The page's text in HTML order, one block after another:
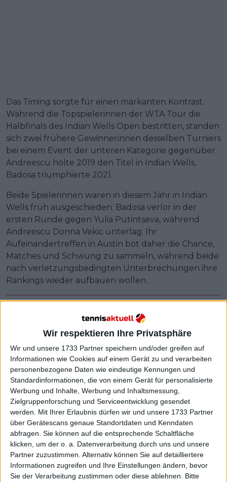
Wir respektieren Ihre Privatsphäre
Wir und unsere 1733 Partner speichern und/oder greifen auf
Informationen wie Cookies auf einem Gerät zu und verarbeiten
personenbezogene Daten wie eindeutige Kennungen und
Standardinformationen, die von einem Gerät für personalisierte
Werbung und Inhalte, Werbung und Inhaltsmessung,
Zielgruppenforschung und Serviceentwicklung gesendet
werden.
Mit Ihrer Erlaubnis dürfen wir und unsere 1733 Partner
über Gerätescans genaue Standortdaten und Kenndaten
abfragen. Sie können auf die entsprechende Schaltfläche
klicken, um der o. a. Datenverarbeitung durch uns und unsere
Partner zuzustimmen. Alternativ können Sie auf detailliertere
Informationen zugreifen und Ihre Einstellungen ändern, bevor
Sie der Verarbeitung zustimmen oder diese ablehnen.
Bitte
Das Timing sorgte für einen markanten Kontrast.
Während die Topspielerinnen der WTA Tour die
Halbfinals des Indian Wells Open bestritten, standen
sich zwei frühere Gewinnerinnen desselben Turniers
bei einem Event der unteren Kategorie gegenüber.
Andreescu holte 2019 den Titel in Indian Wells,
Badosa triumphierte 2021.
Beide Spielerinnen waren in diesem Jahr in Indian
Wells früh ausgeschieden. Badosa verlor in der
ersten Runde gegen Yulia Putintseva, während
Andreescu Donna Vekic unterlag. Ihr
Aufeinandertreffen in Austin bot daher die Chance,
Matches und Schwung zu sammeln, während beide
nach verletzungsbedingten Unterbrechungen ihre
Rankings wieder aufbauen wollen.